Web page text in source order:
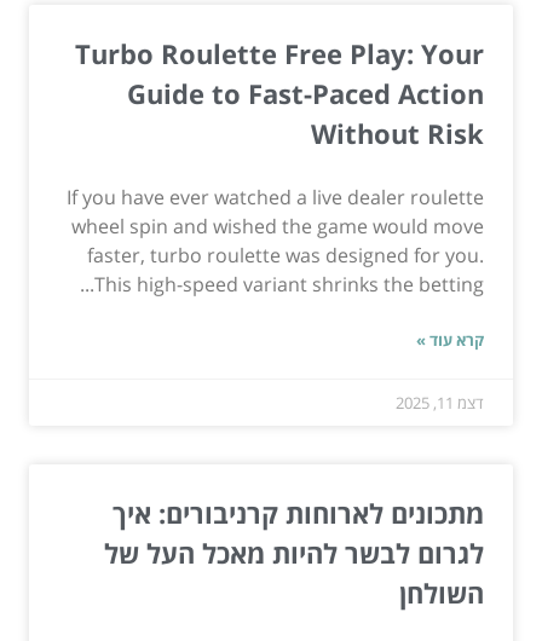
Turbo Roulette Free Play: Your
Guide to Fast-Paced Action
Without Risk
If you have ever watched a live dealer roulette
wheel spin and wished the game would move
faster, turbo roulette was designed for you.
This high-speed variant shrinks the betting...
קרא עוד »
דצמ 11, 2025
מתכונים לארוחות קרניבורים: איך
לגרום לבשר להיות מאכל העל של
השולחן